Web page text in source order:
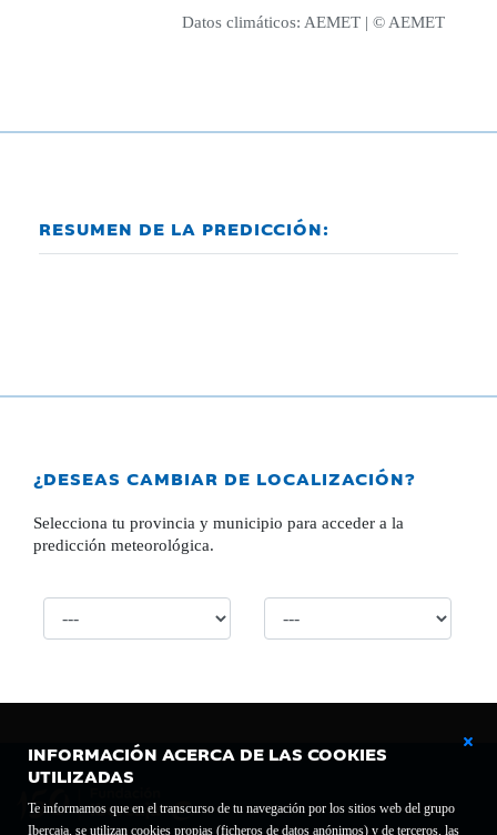
INFORMACIÓN ACERCA DE LAS COOKIES
UTILIZADAS
Te informamos que en el transcurso de tu navegación por los sitios web del grupo
Ibercaja, se utilizan cookies propias (ficheros de datos anónimos) y de terceros, las
Datos climáticos: AEMET | © AEMET
RESUMEN DE LA PREDICCIÓN:
¿DESEAS CAMBIAR DE LOCALIZACIÓN?
Selecciona tu provincia y municipio para acceder a la
predicción meteorológica.